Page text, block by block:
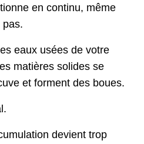
en continu, même
pas.
eaux usées de votre
matières solides se
et forment des boues.
devient trop